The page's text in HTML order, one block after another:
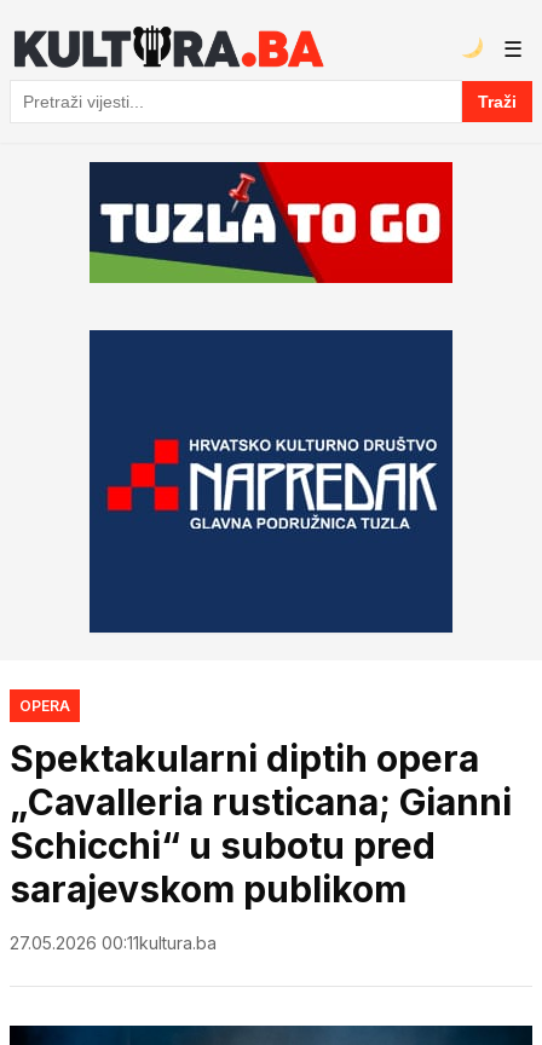
Pretraga
Traži
☰
OPERA
Spektakularni diptih opera
„Cavalleria rusticana; Gianni
Schicchi“ u subotu pred
sarajevskom publikom
27.05.2026 00:11kultura.ba